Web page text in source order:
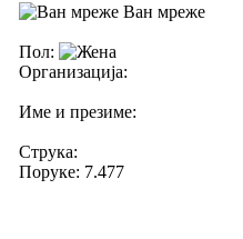
Ван мреже
Пол:
Организација:
Име и презиме:
Струка:
Поруке: 7.477